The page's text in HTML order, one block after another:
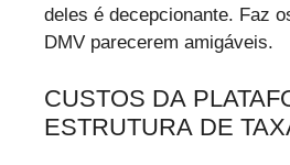
deles é decepcionante. Faz
DMV parecerem amigáveis.
CUSTOS DA
ESTRUTURA DE